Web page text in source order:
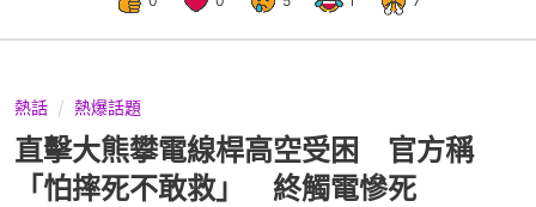
熱話 熱爆話題
直擊大熊攀電線桿高空受困 官方稱
「怕摔死不敢救」 終觸電慘死